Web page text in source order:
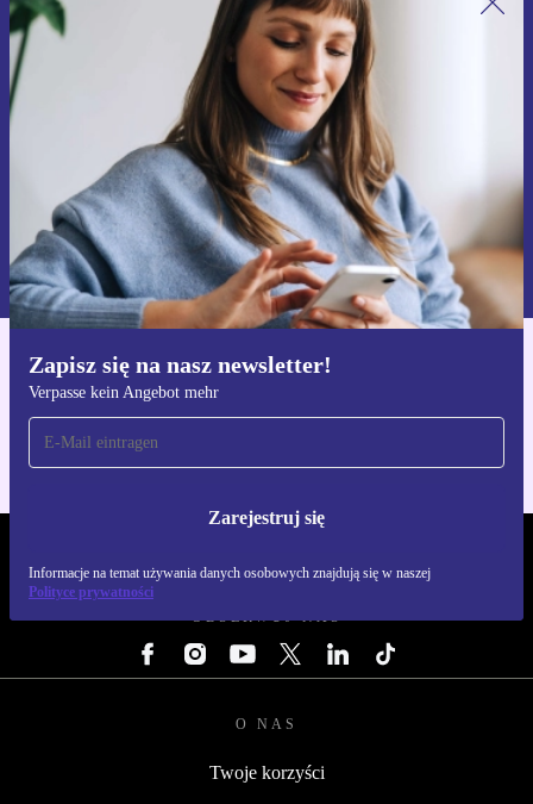
Zapisz się na nasz newsletter!
Verpasse kein Angebot mehr
Zarejestruj się
Informacje na temat używania danych osobowych znajdują się w naszej
Polityce prywatności
Zapisz się na nasz newsletter!
Nie przegap żadnej oferty.
Zarejestruj się
Informacje na temat używania danych osobowych znajdują się w
naszej
Polityce prywatności
Pobierz aplikację refurbed
Dla iOS i Android
OBSERWUJ NAS
O NAS
Twoje korzyści